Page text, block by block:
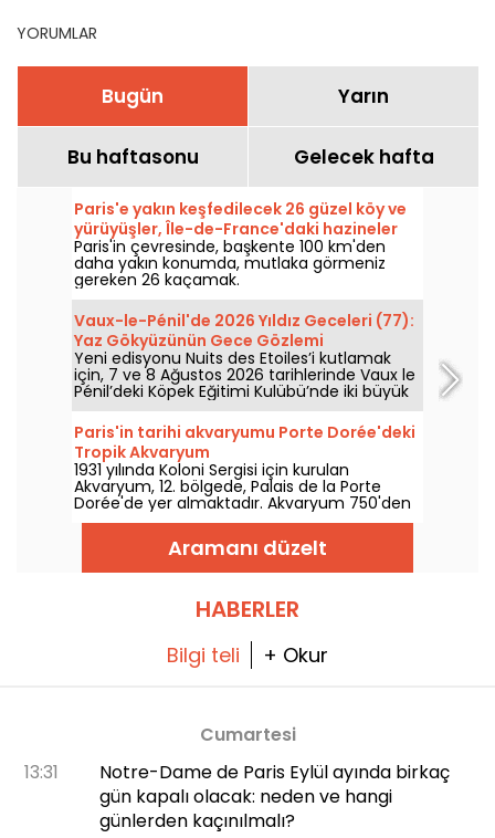
YORUMLAR
Bugün Yarın
Bu haftasonu Gelecek hafta
Paris'e yakın keşfedilecek 26 güzel köy ve
yürüyüşler, Île-de-France'daki hazineler
Paris'in çevresinde, başkente 100 km'den
daha yakın konumda, mutlaka görmeniz
gereken 26 kaçamak.
Vaux-le-Pénil'de 2026 Yıldız Geceleri (77):
Yaz Gökyüzünün Gece Gözlemi
Yeni edisyonu Nuits des Etoiles’i kutlamak
için, 7 ve 8 Ağustos 2026 tarihlerinde Vaux le
Pénil’deki Köpek Eğitimi Kulübü’nde iki büyük
gökyüzü gözlem gecesi düzenlenecek.
Paris'in tarihi akvaryumu Porte Dorée'deki
Tropik Akvaryum
1931 yılında Koloni Sergisi için kurulan
Akvaryum, 12. bölgede, Palais de la Porte
Dorée'de yer almaktadır. Akvaryum 750'den
fazla küçük balık türüne ev sahipliği
yapmaktadır ve en güzeli de 26 yaşından
küçükler için giriş ücretsizdir!
Aramanı düzelt
HABERLER
Bilgi teli + Okur
Cumartesi
13:31
Notre-Dame de Paris Eylül ayında birkaç
gün kapalı olacak: neden ve hangi
günlerden kaçınılmalı?